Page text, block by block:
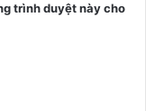
trình duyệt này cho